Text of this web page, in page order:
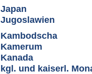
Japan
Jugoslawien
Kambodscha
Kamerum
Kanada
kgl. und kaiserl.